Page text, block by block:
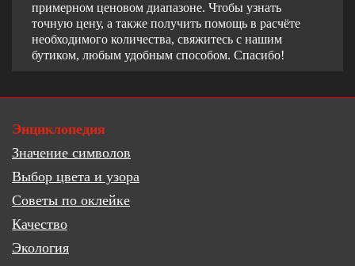
примерном ценовом диапазоне. Чтобы узнать
точную цену, а также получить помощь в расчёте
необходимого количества, свяжитесь с нашим
бутиком, любым удобным способом. Спасибо!
Энциклопедия
Значение символов
Выбор цвета и узора
Советы по оклейке
Качество
Экология